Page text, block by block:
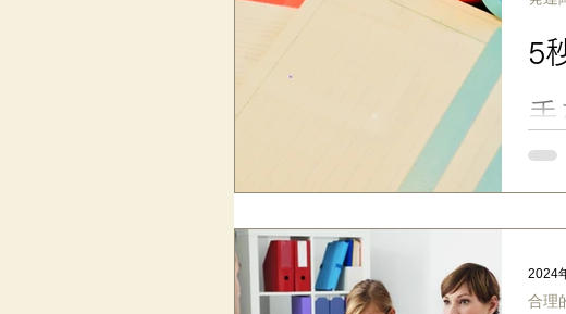
5
手
ので
とし
よっ
合理
2024